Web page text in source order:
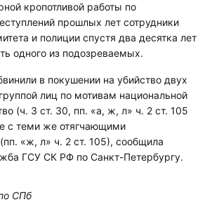
кропотливой работы по
прошлых лет сотрудники
и полиции спустя два десятка лет
одного из подозреваемых.
в покушении на убийство двух
лиц по мотивам национальной
(ч. 3 ст. 30, пп. «а, ж, л» ч. 2 ст. 105
с теми же отягчающими
«ж, л» ч. 2 ст. 105), сообщила
ГСУ СК РФ по Санкт-Петербургу.
СПб